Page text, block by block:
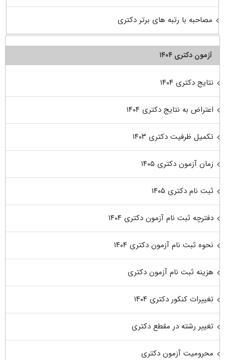
مصاحبه با رتبه های برتر دکتری
آزمون دکتری ۱۴۰۴
نتایج دکتری ۱۴۰۴
اعتراض به نتایج دکتری ۱۴۰۴
تکمیل ظرفیت دکتری ۱۴۰۳
زمان آزمون دکتری ۱۴۰۵
ثبت نام دکتری ۱۴۰۵
دفترچه ثبت نام آزمون دکتری ۱۴۰۴
نحوه ثبت نام آزمون دکتری ۱۴۰۴
هزینه ثبت نام آزمون دکتری
تغییرات کنکور دکتری ۱۴۰۴
تغییر رشته در مقطع دکتری
محرومیت آزمون دکتری